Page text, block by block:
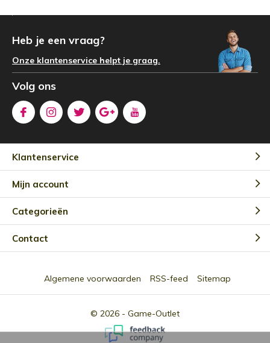
Heb je een vraag?
Onze klantenservice helpt je graag.
Volg ons
Klantenservice
Mijn account
Categorieën
Contact
© 2026 - Game-Outlet
Algemene voorwaarden RSS-feed Sitemap